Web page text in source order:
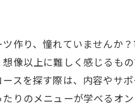
作り、憧れていませんか
像以上に難しく感じるも
スを探す際は、内容やサ
りのメニューが学べるオ